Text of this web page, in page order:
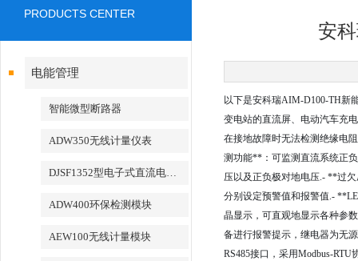
PRODUCTS CENTER
电能管理
智能微型断路器
ADW350无线计量仪表
DJSF1352型电子式直流电能表
ADW400环保检测模块
AEW100无线计量模块
安
以下是安科瑞AIM-D100-TH新
变电站的直流屏、电动汽车充
在接地故障时无法检测绝缘电
测功能**：可监测直流系统正
压以及正负极对地电压.- **过
分别设定预警值和报警值.-
晶显示，可直观地显示各种参
备进行报警提示，继电器为无
RS485接口，采用Modbus-